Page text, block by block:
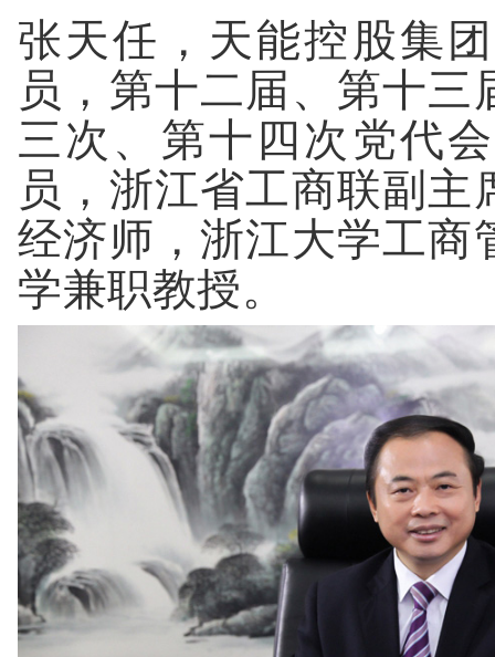
张天任，天能控股集
员，第十二届、第十
三次、第十四次党代
员，浙江省工商联副
经济师，浙江大学工商
学兼职教授。